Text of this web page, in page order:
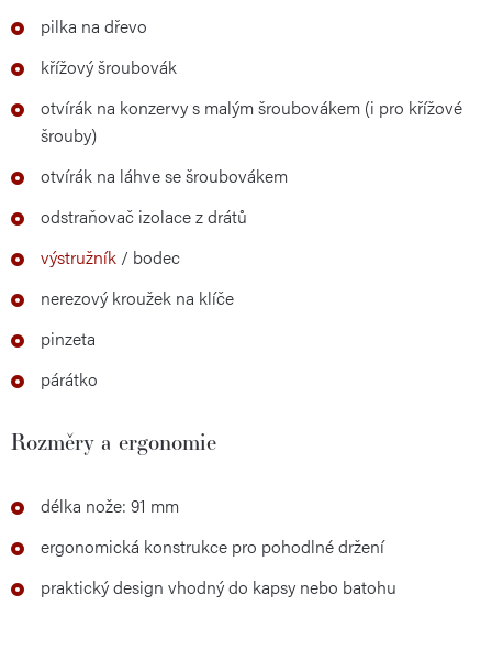
pilka na dřevo
křížový šroubovák
otvírák na konzervy s malým šroubovákem (i pro křížové
šrouby)
otvírák na láhve se šroubovákem
odstraňovač izolace z drátů
výstružník / bodec
nerezový kroužek na klíče
pinzeta
párátko
Rozměry a ergonomie
délka nože: 91 mm
ergonomická konstrukce pro pohodlné držení
praktický design vhodný do kapsy nebo batohu